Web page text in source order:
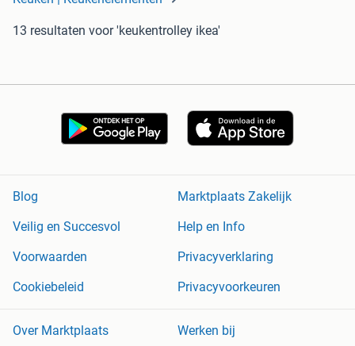
13 resultaten voor 'keukentrolley ikea'
Blog
Marktplaats Zakelijk
Veilig en Succesvol
Help en Info
Voorwaarden
Privacyverklaring
Cookiebeleid
Privacyvoorkeuren
Over Marktplaats Werken bij